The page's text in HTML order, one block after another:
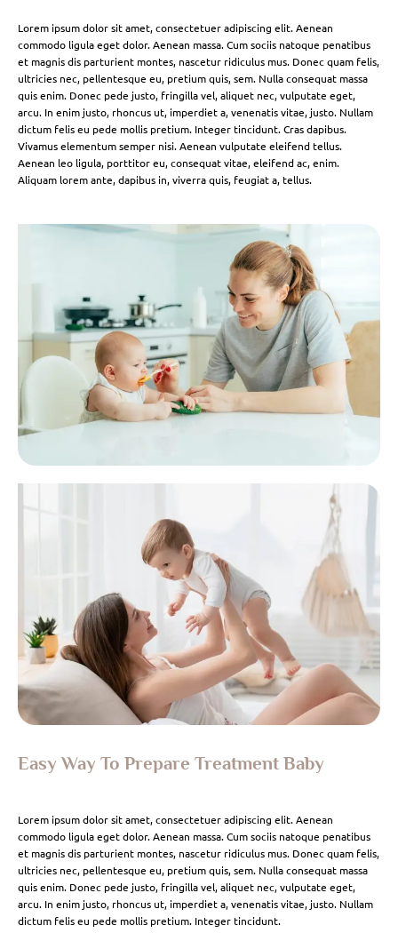
Lorem ipsum dolor sit amet, consectetuer adipiscing elit. Aenean
commodo ligula eget dolor. Aenean massa. Cum sociis natoque penatibus
et magnis dis parturient montes, nascetur ridiculus mus. Donec quam felis,
ultricies nec, pellentesque eu, pretium quis, sem. Nulla consequat massa
quis enim. Donec pede justo, fringilla vel, aliquet nec, vulputate eget,
arcu. In enim justo, rhoncus ut, imperdiet a, venenatis vitae, justo. Nullam
dictum felis eu pede mollis pretium. Integer tincidunt. Cras dapibus.
Vivamus elementum semper nisi. Aenean vulputate eleifend tellus.
Aenean leo ligula, porttitor eu, consequat vitae, eleifend ac, enim.
Aliquam lorem ante, dapibus in, viverra quis, feugiat a, tellus.
Easy Way To Prepare Treatment Baby
Lorem ipsum dolor sit amet, consectetuer adipiscing elit. Aenean
commodo ligula eget dolor. Aenean massa. Cum sociis natoque penatibus
et magnis dis parturient montes, nascetur ridiculus mus. Donec quam felis,
ultricies nec, pellentesque eu, pretium quis, sem. Nulla consequat massa
quis enim. Donec pede justo, fringilla vel, aliquet nec, vulputate eget,
arcu. In enim justo, rhoncus ut, imperdiet a, venenatis vitae, justo. Nullam
dictum felis eu pede mollis pretium. Integer tincidunt.